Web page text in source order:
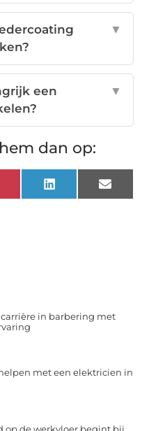
▼
een
▼
dan op:
LinkedInEmail
in barbering met
met een elektricien in